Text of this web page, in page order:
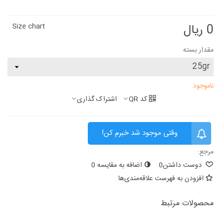
0 ریال
Size chart
مقدار بسته
ناموجود
کد QR
اشتراک گذاری
وقتی موجود شد خبرم کن!
مرجع:
دوست داشتن0 اضافه به مقایسه 0
افزودن به فهرست علاقه‌مندی‌ها
محصولات مرتبط